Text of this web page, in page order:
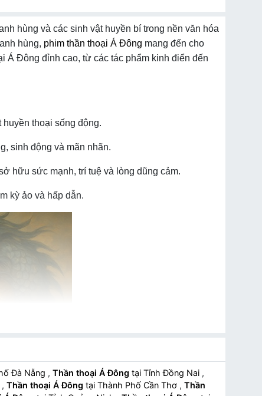
hùng và các sinh vật huyền bí trong nền văn hóa
hùng, phim thần thoại Á Đông mang đến cho
Á Đông đỉnh cao, từ các tác phẩm kinh điển đến
thoại sống động.
sinh động và mãn nhãn.
hữu sức mạnh, trí tuệ và lòng dũng cảm.
kỳ ảo và hấp dẫn.
Đà Nẵng , Thần thoại Á Đông tại Tỉnh Đồng Nai ,
, Thần thoại Á Đông tại Thành Phố Cần Thơ , Thần